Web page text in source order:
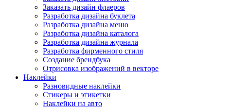
Заказать дизайн флаеров
Разработка дизайна буклета
Разработка дизайна меню
Разработка дизайна каталога
Разработка дизайна журнала
Разработка фирменного стиля
Создание брендбука
Отрисовка изображений в векторе
Наклейки
Разновидные наклейки
Стикеры и этикетки
Наклейки на авто